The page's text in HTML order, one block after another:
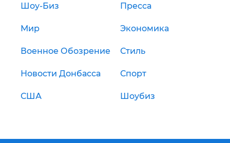
Шоу-Биз Пресса
Мир Экономика
Военное Обозрение Стиль
Новости Донбасса Спорт
США Шоубиз